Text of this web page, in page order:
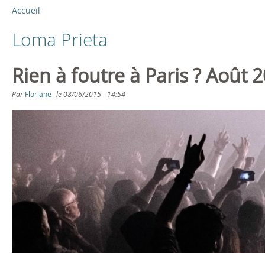
V
o
u
s
ê
e
s
Accueil
Loma Prieta
Rien à foutre à Paris ? Août
Par Floriane le08/06/2015 - 14:54